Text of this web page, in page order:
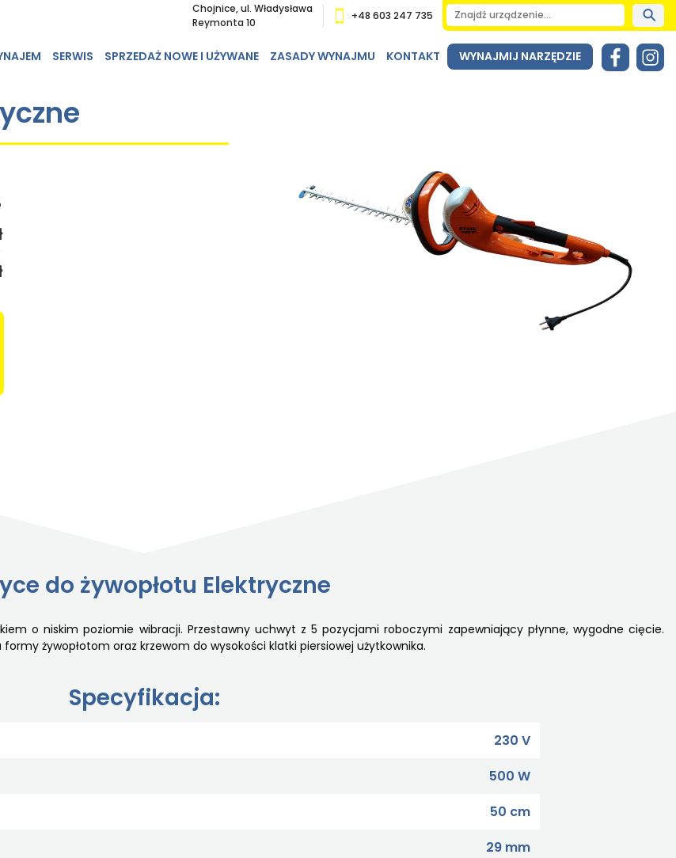
Chojnice, ul. Władysława
Reymonta 10
+48 603 247 735
SERWIS SPRZEDAŻ NOWE I UŻYWANE ZASADY WYNAJMU KONTAKT WYNAJMIJ NARZĘDZIE
do żywopłotu Elektryczne
o niskim poziomie wibracji. Przestawny uchwyt z 5 pozycjami roboczymi zapewniający płynne, wygodne cięcie.
formy żywopłotom oraz krzewom do wysokości klatki piersiowej użytkownika.
Specyfikacja:
230 V
500 W
50 cm
29 mm